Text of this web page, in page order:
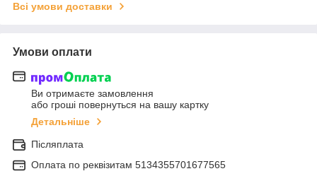
Всі умови доставки
Умови оплати
Ви отримаєте замовлення
або гроші повернуться на вашу картку
Детальніше
Післяплата
Оплата по реквiзитам 5134355701677565